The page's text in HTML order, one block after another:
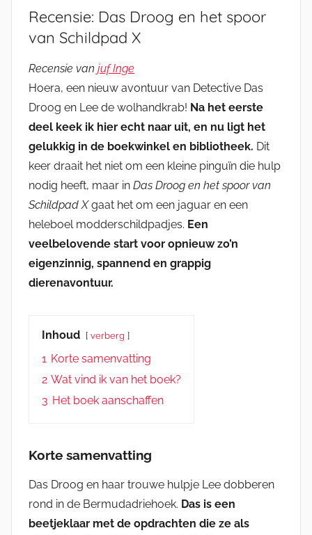
Recensie: Das Droog en het spoor
van Schildpad X
Recensie van juf Inge
Hoera, een nieuw avontuur van Detective Das
Droog en Lee de wolhandkrab! Na het eerste
deel keek ik hier echt naar uit, en nu ligt het
gelukkig in de boekwinkel en bibliotheek. Dit
keer draait het niet om een kleine pinguïn die hulp
nodig heeft, maar in Das Droog en het spoor van
Schildpad Xgaat het om een jaguar en een
heleboel modderschildpadjes. Een
veelbelovende start voor opnieuw zo’n
eigenzinnig, spannend en grappig
dierenavontuur.
Inhoud verberg
1 Korte samenvatting
2 Wat vind ik van het boek?
3 Het boek aanschaffen
Korte samenvatting
Das Droog en haar trouwe hulpje Lee dobberen
rond in de Bermudadriehoek. Das is een
beetjeklaar met de opdrachten die ze als